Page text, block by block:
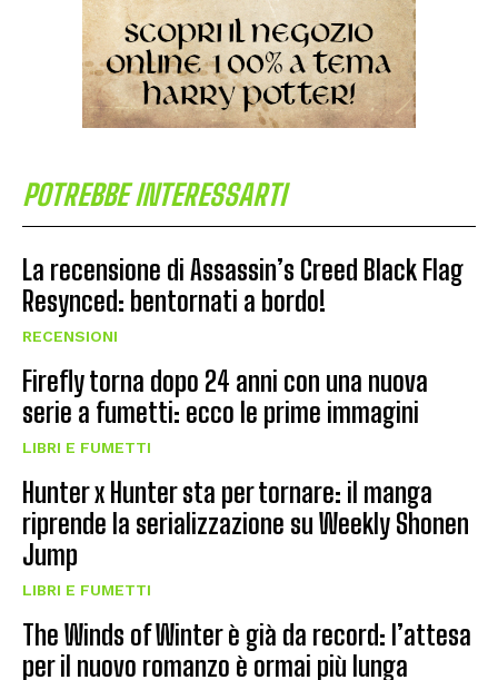
POTREBBE INTERESSARTI
La recensione di Assassin’s Creed Black Flag
Resynced: bentornati a bordo!
RECENSIONI
Firefly torna dopo 24 anni con una nuova
serie a fumetti: ecco le prime immagini
LIBRI E FUMETTI
Hunter x Hunter sta per tornare: il manga
riprende la serializzazione su Weekly Shonen
Jump
LIBRI E FUMETTI
The Winds of Winter è già da record: l’attesa
per il nuovo romanzo è ormai più lunga